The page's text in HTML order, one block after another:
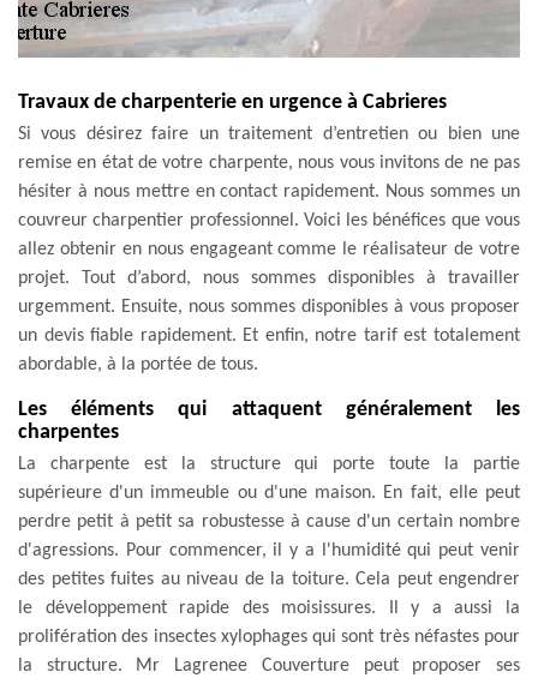
Travaux de charpenterie en urgence à Cabrieres
Si vous désirez faire un traitement d’entretien ou bien une
remise en état de votre charpente, nous vous invitons de ne pas
hésiter à nous mettre en contact rapidement. Nous sommes un
couvreur charpentier professionnel. Voici les bénéfices que vous
allez obtenir en nous engageant comme le réalisateur de votre
projet. Tout d’abord, nous sommes disponibles à travailler
urgemment. Ensuite, nous sommes disponibles à vous proposer
un devis fiable rapidement. Et enfin, notre tarif est totalement
abordable, à la portée de tous.
Les éléments qui attaquent généralement les
charpentes
La charpente est la structure qui porte toute la partie
supérieure d'un immeuble ou d'une maison. En fait, elle peut
perdre petit à petit sa robustesse à cause d'un certain nombre
d'agressions. Pour commencer, il y a l'humidité qui peut venir
des petites fuites au niveau de la toiture. Cela peut engendrer
le développement rapide des moisissures. Il y a aussi la
prolifération des insectes xylophages qui sont très néfastes pour
la structure. Mr Lagrenee Couverture peut proposer ses